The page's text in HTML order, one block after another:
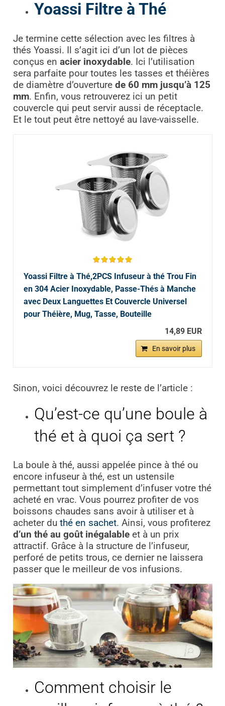
Yoassi Filtre à Thé
Je termine cette sélection avec les filtres à
thés Yoassi. Il s’agit ici d’un lot de pièces
conçus en acier inoxydable. Ici l’utilisation
sera parfaite pour toutes les tasses et théières
de diamètre d’ouverture de 60 mm jusqu’à 125
mm. Enfin, vous retrouverez ici un petit
couvercle qui peut servir aussi de réceptacle.
Et le tout peut être nettoyé au lave-vaisselle.
Yoassi Filtre à Thé,2PCS Infuseur à thé Trou Fin
en 304 Acier Inoxydable, Passe-Thés à Manche
avec Deux Languettes Et Couvercle Universel
pour Théière, Mug, Tasse, Bouteille
14,89 EUR
En savoir plus
Sinon, voici découvrez le reste de l’article :
Qu’est-ce qu’une boule à
thé et à quoi ça sert ?
La boule à thé, aussi appelée pince à thé ou
encore infuseur à thé, est un ustensile
permettant tout simplement d’infuser votre thé
acheté en vrac. Vous pourrez profiter de vos
boissons chaudes sans avoir à utiliser et à
acheter du thé en sachet. Ainsi, vous profiterez
d’un thé au goût inégalableet à un prix
attractif. Grâce à la structure de l’infuseur,
perforé de petits trous, ce dernier ne laissera
passer que le meilleur de vos infusions.
Comment choisir le